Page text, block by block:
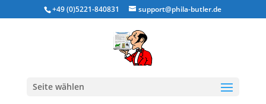
+49 (0)5221-840831 support@phila-butler.de
Seite wählen